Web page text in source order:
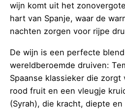
wijn komt uit het
hart van Spanje, waar de
nachten zorgen voor rijpe
De wijn is een perfecte
wereldberoemde druiven:
Spaanse klassieker die
rood fruit en een vleugje
(Syrah), die kracht, diepte